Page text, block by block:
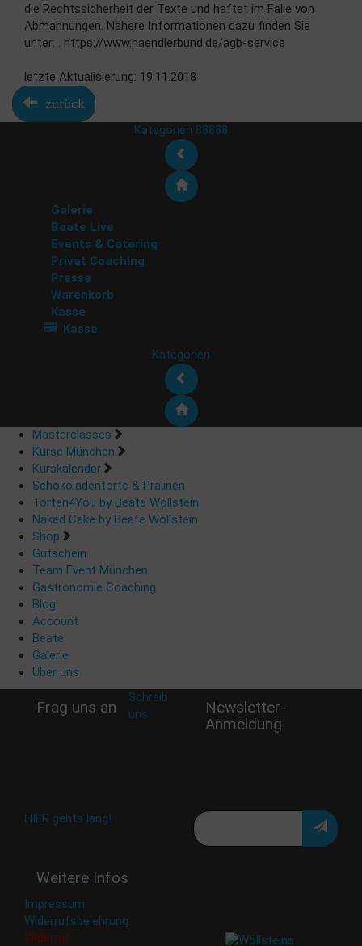
die Rechtssicherheit der Texte und haftet im Falle von
Abmahnungen. Nähere Informationen dazu finden Sie
unter: . https://www.haendlerbund.de/agb-service
letzte Aktualisierung: 19.11.2018
zurück
Kategorien 88888
Galerie
Beate Live
Events & Catering
Privat Coaching
Presse
Warenkorb
Kasse
Kasse
Kategorien
Masterclasses
Kurse München
Kurskalender
Schokoladentorte & Pralinen
Torten4You by Beate Wöllstein
Naked Cake by Beate Wöllstein
Shop
Gutschein
Team Event München
Gastronomie Coaching
Blog
Account
Beate
Galerie
Über uns
Frag uns an
Schreib
uns
HIER gehts lang!
Weitere Infos
Impressum
Widerrufsbelehrung
Widerruf
Newsletter-
Anmeldung
Verpasse keine Rabatt-